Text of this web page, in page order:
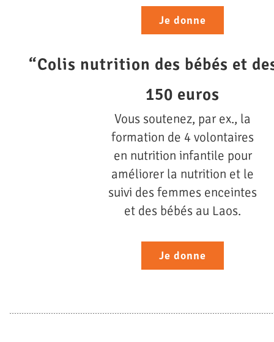
Je donne
“Colis nutrition des bébés et
150 euros
Vous soutenez, par ex., la
formation de 4 volontaires
en nutrition infantile pour
améliorer la nutrition et le
suivi des femmes enceintes
et des bébés au Laos.
Je donne